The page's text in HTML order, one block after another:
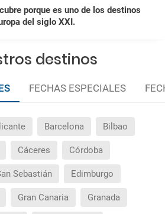
porque es uno de los destinos
del siglo XXI.
incluidos, ¿dónde debo
de viaje mi reserva?
generales en las
contratado del aeropuerto
ha aparecido?
destinos
FECHAS ESPECIALES
Barcelona Bilbao
Cáceres Córdoba
Sebastián Edimburgo
Gran Canaria Granada